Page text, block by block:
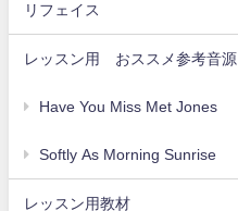
リフェイス
レッスン用 おススメ参考音源
Have You Miss Met Jones
Softly As Morning Sunrise
レッスン用教材